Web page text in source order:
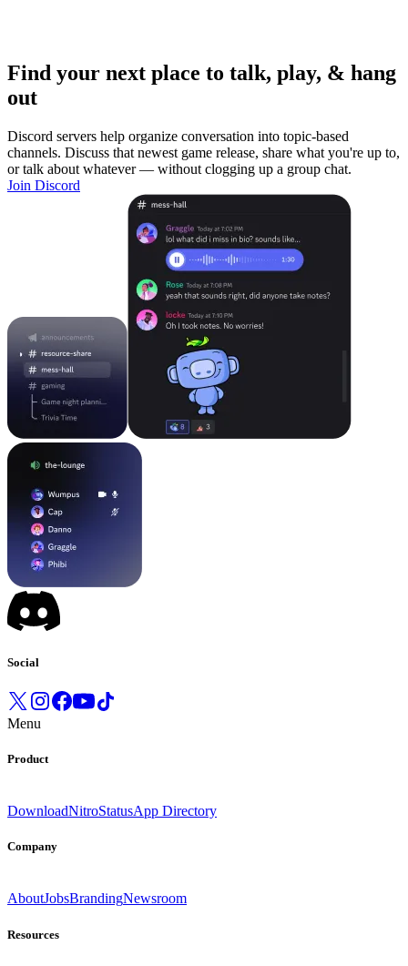
Find your next place to talk, play, & hang
out
Discord servers help organize conversation into topic-based
channels. Discuss that newest game release, share what you're up to,
or talk about whatever — without clogging up a group chat.
Join Discord
Social
Menu
Product
DownloadNitroStatusApp Directory
Company
AboutJobsBrandingNewsroom
Resources